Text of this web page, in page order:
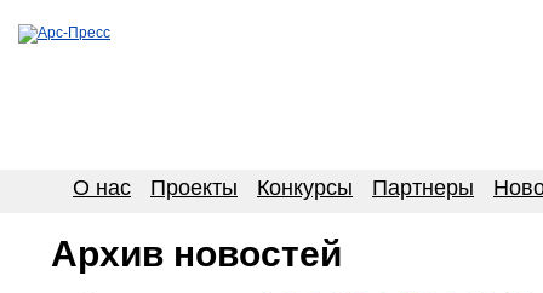
О нас Проекты Конкурсы Партнеры
Архив новостей